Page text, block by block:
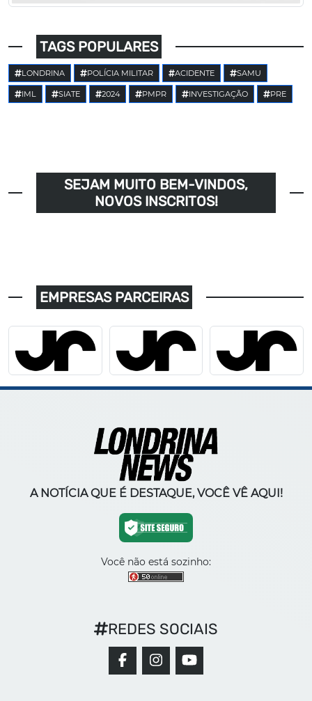
TAGS POPULARES
LONDRINA POLÍCIA MILITAR ACIDENTE SAMU
IML SIATE 2024 PMPR INVESTIGAÇÃO PRE
SEJAM MUITO BEM-VINDOS,
NOVOS INSCRITOS!
EMPRESAS PARCEIRAS
A NOTÍCIA QUE É DESTAQUE, VOCÊ VÊ AQUI!
Você não está sozinho:
REDES SOCIAIS